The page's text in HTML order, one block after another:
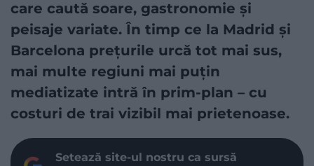
care caută soare, gastronomie și
peisaje variate. În timp ce la Madrid și
Barcelona prețurile urcă tot mai sus,
mai multe regiuni mai puțin
mediatizate intră în prim-plan – cu
costuri de trai vizibil mai prietenoase.
Setează site-ul nostru ca sursă